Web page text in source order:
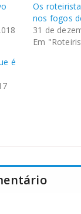
Os
nos fogos
31 de
Em
é